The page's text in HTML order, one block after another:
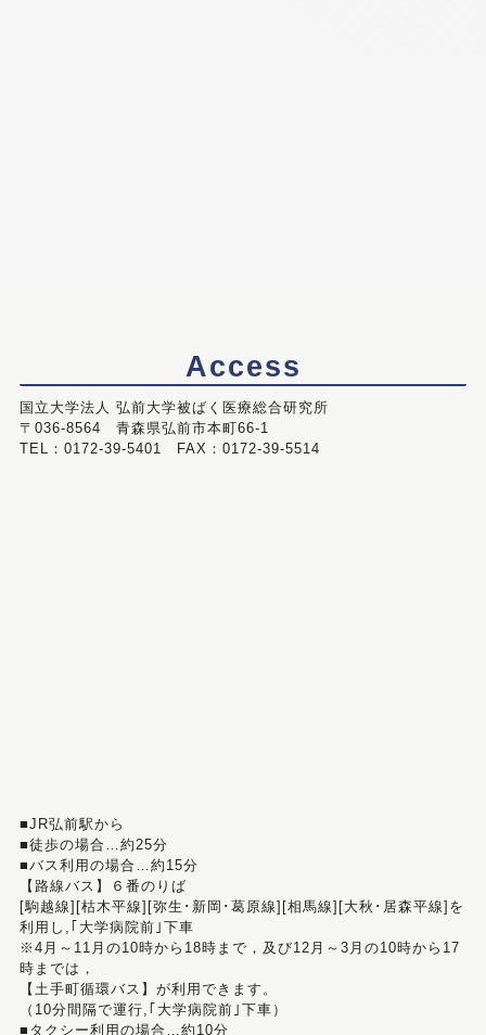
Access
国立大学法人 弘前大学被ばく医療総合研究所
〒036-8564 青森県弘前市本町66-1
TEL：0172-39-5401 FAX：0172-39-5514
■JR弘前駅から
■徒歩の場合…約25分
■バス利用の場合…約15分
【路線バス】６番のりば
[駒越線][枯木平線][弥生･新岡･葛原線][相馬線][大秋･居森平線]を
利用し,｢大学病院前｣下車
※4月～11月の10時から18時まで，及び12月～3月の10時から17
時までは，
【土手町循環バス】が利用できます。
（10分間隔で運行,｢大学病院前｣下車）
■タクシー利用の場合…約10分